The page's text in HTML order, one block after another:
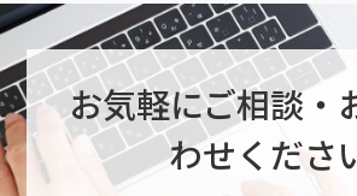
お気軽にご相談・
わせくださ